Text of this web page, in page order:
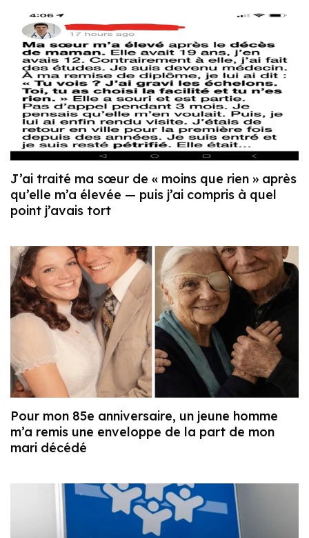
J’ai traité ma sœur de « moins que rien » après
qu’elle m’a élevée — puis j’ai compris à quel
point j’avais tort
Pour mon 85e anniversaire, un jeune homme
m’a remis une enveloppe de la part de mon
mari décédé